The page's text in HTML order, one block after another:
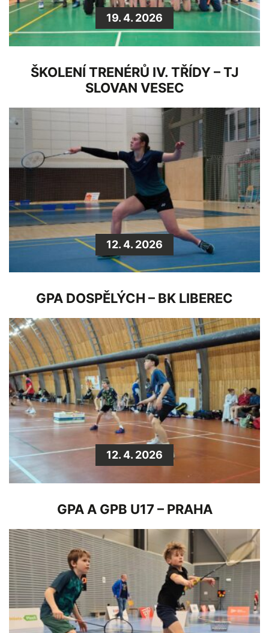
19. 4. 2026
ŠKOLENÍ TRENÉRŮ IV. TŘÍDY – TJ
SLOVAN VESEC
12. 4. 2026
GPA DOSPĚLÝCH – BK LIBEREC
12. 4. 2026
GPA A GPB U17 – PRAHA